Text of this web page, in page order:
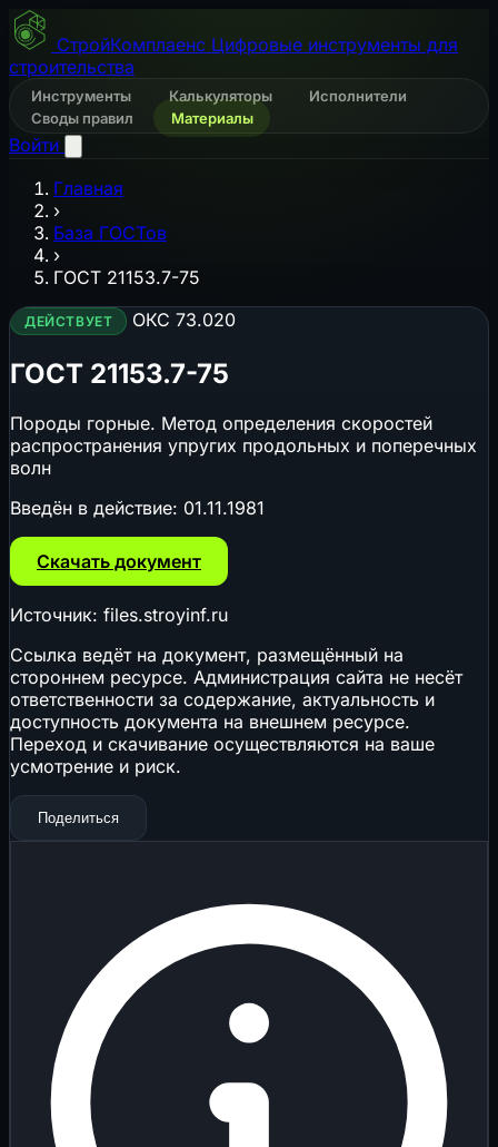
СтройКомплаенс Цифровые инструменты для
строительства
Инструменты Калькуляторы
Исполнители
Своды правил
Материалы
Войти
Главная
›
База ГОСТов
›
ГОСТ 21153.7-75
ДЕЙСТВУЕТ ОКС 73.020
ГОСТ 21153.7-75
Породы горные. Метод определения скоростей
распространения упругих продольных и поперечных
волн
Введён в действие: 01.11.1981
Скачать документ
Источник: files.stroyinf.ru
Ссылка ведёт на документ, размещённый на
стороннем ресурсе. Администрация сайта не несёт
ответственности за содержание, актуальность и
доступность документа на внешнем ресурсе.
Переход и скачивание осуществляются на ваше
усмотрение и риск.
Поделиться